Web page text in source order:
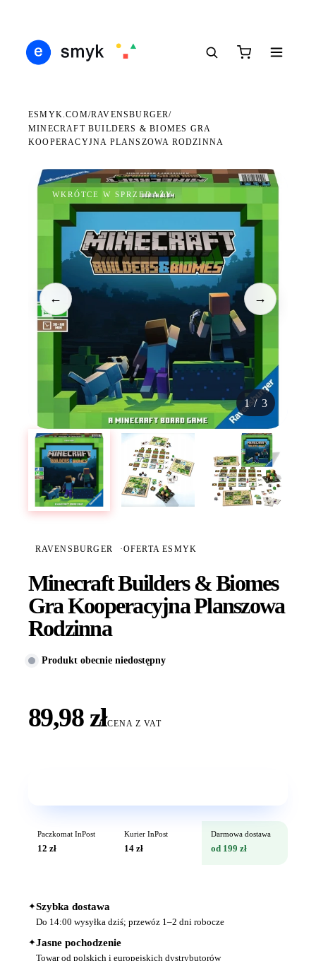
ESMYK.COM/RAVENSBURGER/
MINECRAFT BUILDERS & BIOMES GRA
KOOPERACYJNA PLANSZOWA RODZINNA
WKRÓTCE W SPRZEDAŻY
← →
1/ 3
RAVENSBURGER ·OFERTA ESMYK
Minecraft Builders & Biomes
Gra Kooperacyjna Planszowa
Rodzinna
Produkt obecnie niedostępny
89,98 złCENA Z VAT
Paczkomat InPost
12 zł
Kurier InPost
14 zł
Darmowa dostawa
od 199 zł
✦Szybka dostawa
Do 14:00 wysyłka dziś; przewóz 1–2 dni robocze
✦Jasne pochodzenie
Towar od polskich i europejskich dystrybutorów